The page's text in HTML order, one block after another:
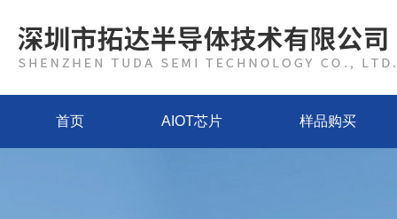
首页 AIOT芯片 样品购买